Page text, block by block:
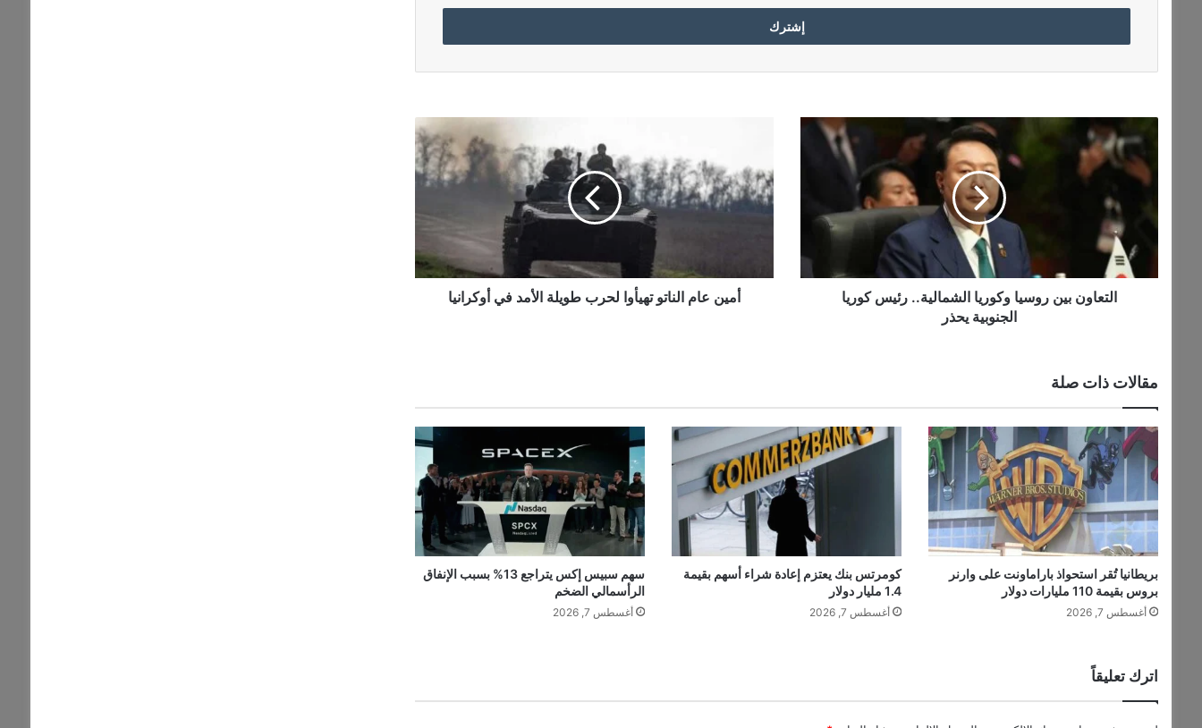
خ
ب
ك
ا
ل
إ
ر
و
ي
ا
و
ك
ر
ي
ا
ا
ش
م
ا
ل
.
ر
التعاون بين روسيا وكوريا الشمالية.. رئيس كوريا
الجنوبية يحذر
ن
ع
ا
ل
ي
أ
و
ا
ل
ح
ر
ب
ط
و
أمين عام الناتو تهيأوا لحرب طويلة الأمد في أوكرانيا
مقالات ذات صلة
بريطانيا تُقر استحواذ باراماونت على وارنر
بروس بقيمة 110 مليارات دولار
أغسطس 7, 2026
كومرتس بنك يعتزم إعادة شراء أسهم بقيمة
1.4 مليار دولار
أغسطس 7, 2026
سهم سبيس إكس يتراجع 13% بسبب الإنفاق
الرأسمالي الضخم
أغسطس 7, 2026
اترك تعليقاً